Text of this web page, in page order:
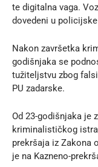
te digitalna vaga.
dovedeni u
Nakon završetka
godišnjaka se
tužiteljstvu zbog
PU zadarske.
Od 23-godišnjaka je
kriminalističkog
prekršaja iz Zakona
je na Kazneno-